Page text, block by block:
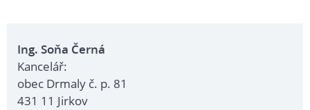
Ing. Soňa Černá
Kancelář:
obec Drmaly č. p. 81
431 11 Jirkov